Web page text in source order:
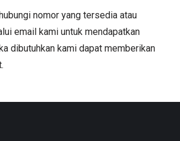
nomor yang tersedia atau
email kami untuk mendapatkan
dibutuhkan kami dapat memberikan